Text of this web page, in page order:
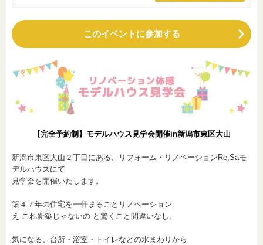
このイベントに参加する
【完全予約制】モデルハウス見学会開催in新潟市東区大山
新潟市東区大山２丁目にある、リフォーム・リノベーションRe;Saモ
デルハウスにて
見学会を開催いたします。
築４７年の住宅を一軒まるごとリノベーション
え これ新築じゃないの と驚くこと間違いなし。
気になる、台所・浴室・トイレなどの水まわりから